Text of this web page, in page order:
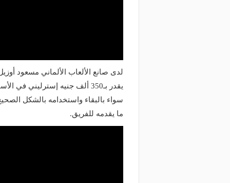
يقدر بـ350 ألف جنيه
سواء بالبقاء واستخدامه بالشكل
ما يقدمه للفريق.